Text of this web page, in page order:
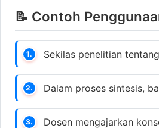
📝 Contoh
1. Sekilas penelitian
2. Dalam proses sintesis,
3. Dosen mengajarkan